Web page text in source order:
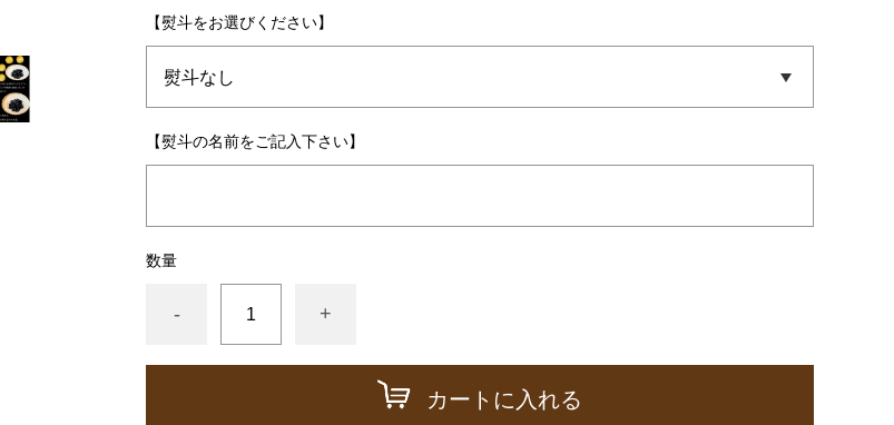
【熨斗をお選びください】
【熨斗の名前をご記入下さい】
数量
- +
カートに入れる